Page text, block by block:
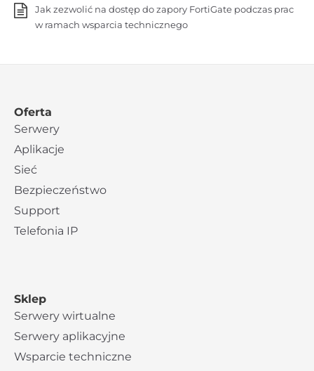
Jak zezwolić na dostęp do zapory FortiGate podczas prac
w ramach wsparcia technicznego
Oferta
Serwery
Aplikacje
Sieć
Bezpieczeństwo
Support
Telefonia IP
Sklep
Serwery wirtualne
Serwery aplikacyjne
Wsparcie techniczne